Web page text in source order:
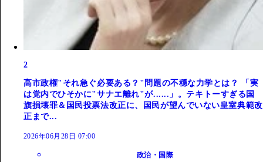
2
高市政権"それ急ぐ必要ある？"問題の不穏な力学とは？ 「実
は党内でひそかに"サナエ離れ"が......」。テキトーすぎる国
旗損壊罪＆国民投票法改正に、国民が望んでいない皇室典範改
正まで...
2026年06月28日 07:00
政治・国際